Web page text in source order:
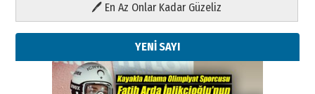
🖊 En Az Onlar Kadar Güzeliz
YENİ SAYI